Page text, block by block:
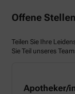
Offene Stellen
Teilen Sie Ihre
Sie Teil unseres
Apotheker/